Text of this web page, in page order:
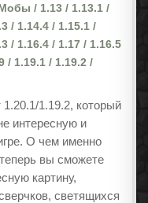
/ 1.13 / 1.13.1 /
/ 1.14.4 / 1.15.1 /
/ 1.16.4 / 1.17 / 1.16.5
/ 1.19.1 / 1.19.2 /
1.20.1/1.19.2, который
интересную и
О чем именно
вы сможете
картину,
светящихся